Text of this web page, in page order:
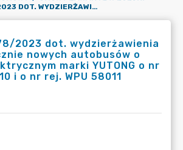
UMOWA NR 478/2023 DOT. WYDZIERŻAWIENIA 2 SZT. FABRYCZNIE NOWYCH AUTOBUSÓW O NAPĘDZIE ELEKTRYCZNYM MARKI YUTONG O NR REJ. WPU 58010 I O NR REJ. WPU 58011
2023 dot. wydzierżawienia
nowych autobusów o
marki YUTONG o nr
i o nr rej. WPU 58011